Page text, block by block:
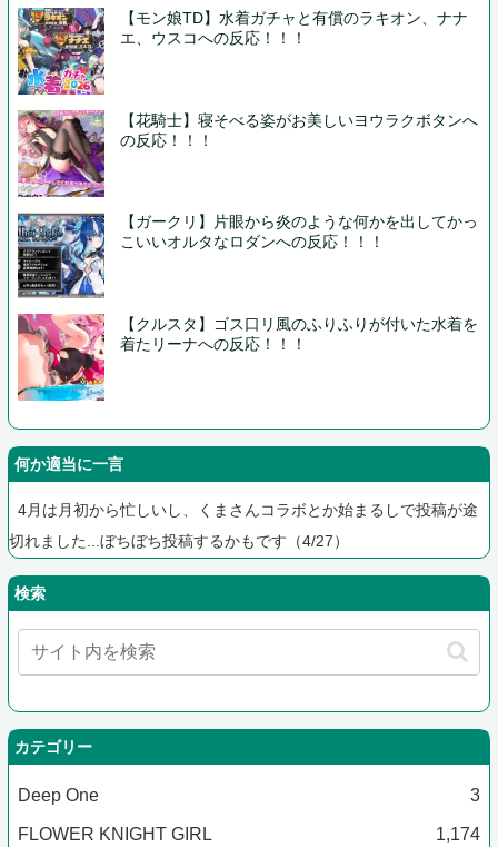
【モン娘TD】水着ガチャと有償のラキオン、ナナ
エ、ウスコへの反応！！！
【花騎士】寝そべる姿がお美しいヨウラクボタンへ
の反応！！！
【ガークリ】片眼から炎のような何かを出してかっ
こいいオルタなロダンへの反応！！！
【クルスタ】ゴス口リ風のふりふりが付いた水着を
着たリーナへの反応！！！
何か適当に一言
4月は月初から忙しいし、くまさんコラボとか始まるしで投稿が途
切れました...ぼちぼち投稿するかもです（4/27）
検索
カテゴリー
Deep One 3
FLOWER KNIGHT GIRL 1,174